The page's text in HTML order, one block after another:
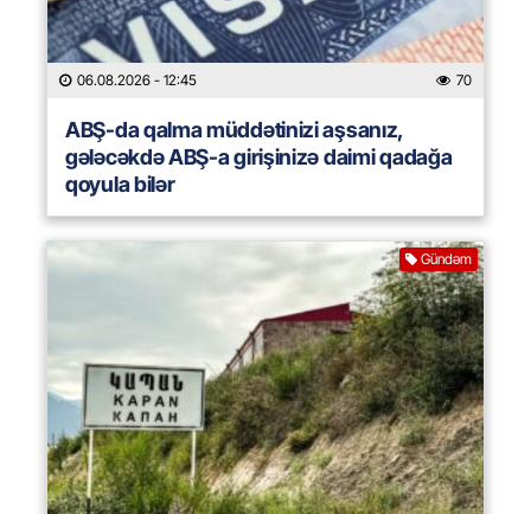
06.08.2026 - 12:45 70
ABŞ-da qalma müddətinizi aşsanız,
gələcəkdə ABŞ-a girişinizə daimi qadağa
qoyula bilər
Gündəm